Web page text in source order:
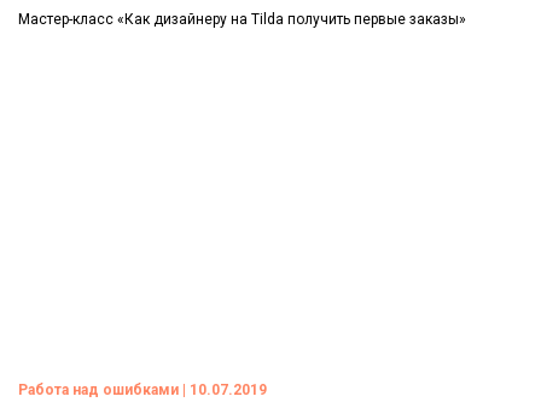
Мастер-класс «Как дизайнеру на Tilda получить первые заказы»
Работа над ошибками | 10.07.2019